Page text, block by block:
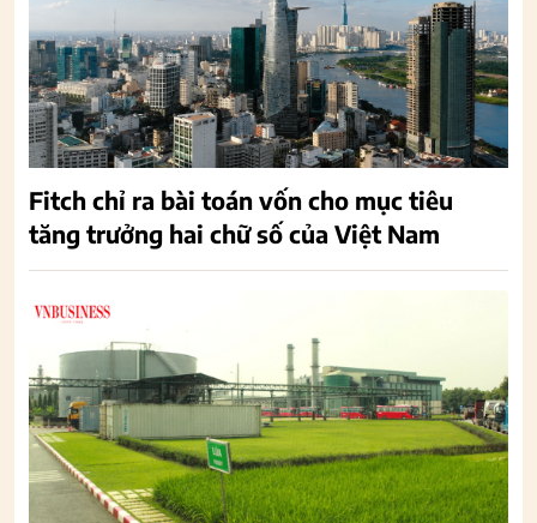
Fitch chỉ ra bài toán vốn cho mục tiêu
tăng trưởng hai chữ số của Việt Nam